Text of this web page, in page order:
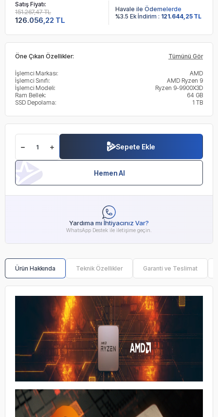
Satış Fiyatı:
126.056,22 TL
151.267,47 TL
Havale ile Ödemelerde
%3.5 Ek İndirim : 121.644,25 TL
Öne Çıkan Özellikler: Tümünü Gör
İşlemci Markası:
AMD
İşlemci Sınıfı:
AMD Ryzen 9
İşlemci Modeli:
Ryzen 9-9900X3D
Ram Bellek:
64 GB
SSD Depolama:
1 TB
Sepete Ekle
Hemen Al
Yardıma mı İhtiyacınız Var?
WhatsApp Destek ile iletişime geçin.
Ürün Hakkında Teknik Özellikler Garanti ve Teslimat